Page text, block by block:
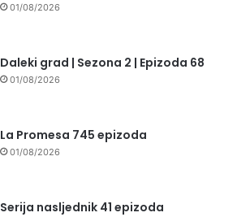
01/08/2026
Daleki grad | Sezona 2 | Epizoda 68
01/08/2026
La Promesa 745 epizoda
01/08/2026
Serija nasljednik 41 epizoda